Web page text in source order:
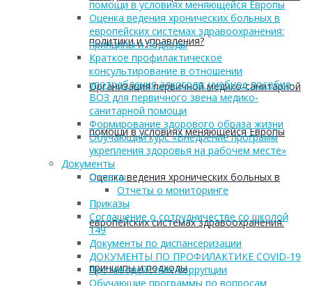
политики и управления?
Организация первичной медико-санитарной
помощи в условиях меняющейся Европы
Оценка ведения хронических больных в
европейских системах здравоохранения:
принципы и подходы
помощи в условиях меняющейся Европы
Оценка ведения хронических больных в
европейских системах здравоохранения:
принципы и подходы
Краткое профилактическое
консультирование в отношении
употребления алкоголя: учебное пособие
ВОЗ для первичного звена медико-
санитарной помощи
Формирование здорового образа жизни
Обучающий курс «Внедрение программ
укрепления здоровья на рабочем месте»
Документы
Отчеты
Отчеты о мониторинге
Приказы
Соглашение о сотрудничестве со школой
149
Документы по диспансеризации
ДОКУМЕНТЫ ПО ПРОФИЛАКТИКЕ COVID-19
Противодействие коррупции
Обучающие программы по вопросам